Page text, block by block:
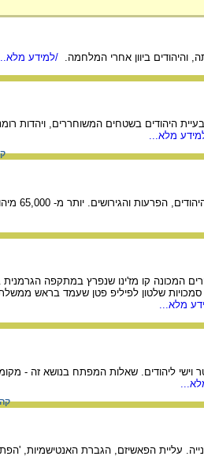
והיהודים ביוון אחרי המלחמה. /למידע
היהודים בשטחים המשוחררים, ויהדות
מלא...
אוסטריה בתקופת מלחמת העולם
המכונה קו מז'ינו שנפרץ במתקפה הגרמנית
הענקת סמכויות שלטון לפיליפ פטן שעמד
מלא...
ליהודים. שאלות המפתח בנושא זה -
עליית הפאשיזם, הגברת האנטישמיות,